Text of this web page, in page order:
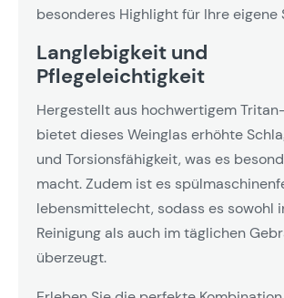
besonderes Highlight für Ihre eigene
Langlebigkeit und
Pflegeleichtigkeit
Hergestellt aus hochwertigem
bietet dieses Weinglas erhöhte
und Torsionsfähigkeit, was es
macht. Zudem ist es
lebensmittelecht, sodass es sowohl
Reinigung als auch im täglichen
überzeugt.